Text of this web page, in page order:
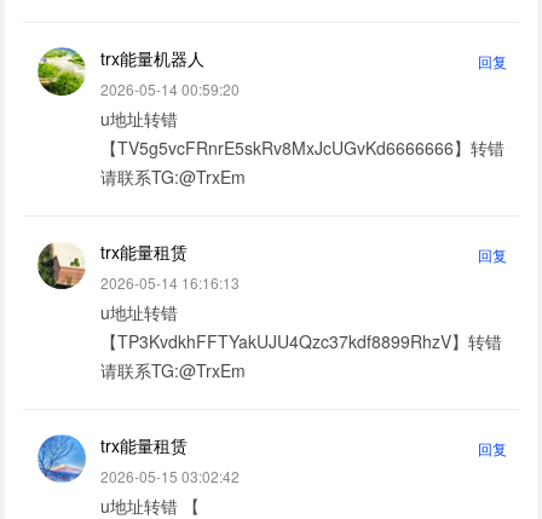
trx能量机器人
回复
2026-05-14 00:59:20
u地址转错
【TV5g5vcFRnrE5skRv8MxJcUGvKd6666666】转错
请联系TG:@TrxEm
trx能量租赁
回复
2026-05-14 16:16:13
u地址转错
【TP3KvdkhFFTYakUJU4Qzc37kdf8899RhzV】转错
请联系TG:@TrxEm
trx能量租赁
回复
2026-05-15 03:02:42
u地址转错 【